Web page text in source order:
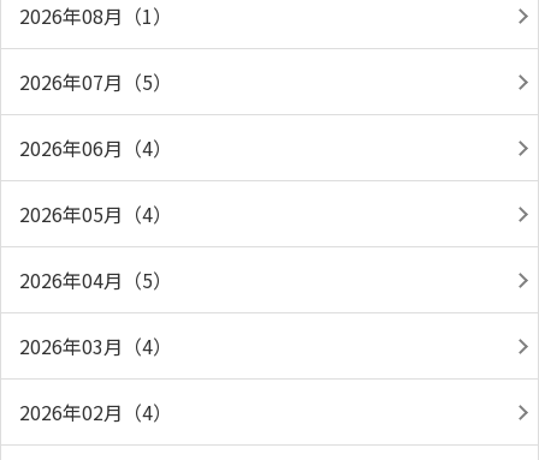
2026年08月（1）
2026年07月（5）
2026年06月（4）
2026年05月（4）
2026年04月（5）
2026年03月（4）
2026年02月（4）